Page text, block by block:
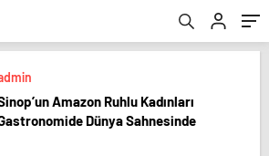
Amazon Ruhlu Kadınları
Dünya Sahnesinde